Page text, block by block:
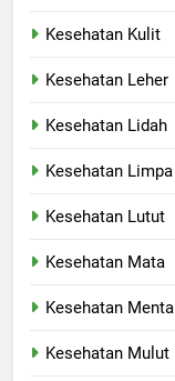
Kesehatan Kulit
Kesehatan Leher
Kesehatan Lidah
Kesehatan Limpa
Kesehatan Lutut
Kesehatan Mata
Kesehatan Mental
Kesehatan Mulut